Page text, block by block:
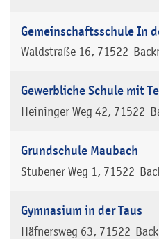
Gemeinschaftsschule In
Waldstraße 16 71522
Gewerbliche Schule mit
Heininger Weg 42 71522
Grundschule Maubach
Stubener Weg 1 71522
Gymnasium in der Taus
Häfnersweg 63 71522